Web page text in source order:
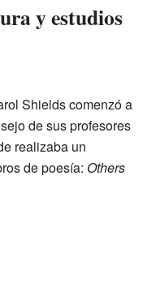
y estudios
Shields comenzó a
de sus profesores
realizaba un
de poesía: Others